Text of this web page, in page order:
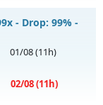
- Drop: 99% -
01/08(11h)
02/08(11h)